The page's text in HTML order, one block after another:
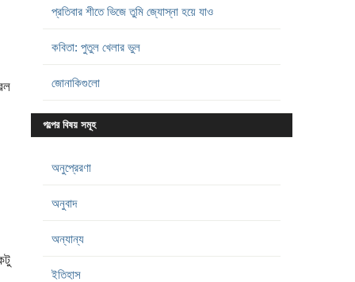
প্রতিবার শীতে ভিজে তুমি জ্যোস্না হয়ে যাও
কবিতা: পুতুল খেলার ভুল
জোনাকিগুলো
গল্পের বিষয় সমূহ
অনুপ্রেরণা
অনুবাদ
অন্যান্য
ইতিহাস